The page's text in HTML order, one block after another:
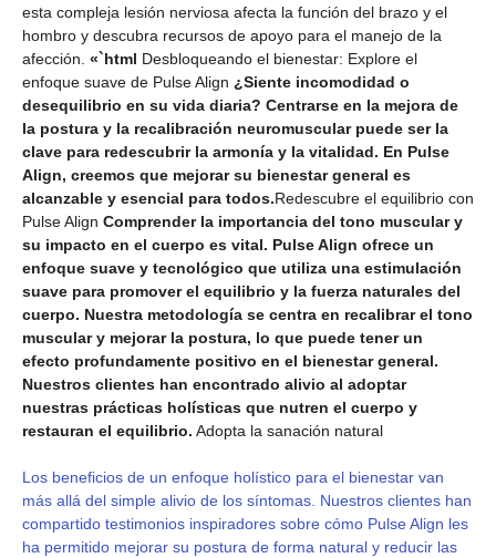
esta compleja lesión nerviosa afecta la función del brazo y el
hombro y descubra recursos de apoyo para el manejo de la
afección. «`html Desbloqueando el bienestar: Explore el
enfoque suave de Pulse Align ¿Siente incomodidad o
desequilibrio en su vida diaria? Centrarse en la mejora de
la postura y la recalibración neuromuscular puede ser la
clave para redescubrir la armonía y la vitalidad. En Pulse
Align, creemos que mejorar su bienestar general es
alcanzable y esencial para todos.Redescubre el equilibrio con
Pulse Align Comprender la importancia del tono muscular y
su impacto en el cuerpo es vital. Pulse Align ofrece un
enfoque suave y tecnológico que utiliza una estimulación
suave para promover el equilibrio y la fuerza naturales del
cuerpo. Nuestra metodología se centra en recalibrar el tono
muscular y mejorar la postura, lo que puede tener un
efecto profundamente positivo en el bienestar general.
Nuestros clientes han encontrado alivio al adoptar
nuestras prácticas holísticas que nutren el cuerpo y
restauran el equilibrio. Adopta la sanación natural
Los beneficios de un enfoque holístico para el bienestar van
más allá del simple alivio de los síntomas. Nuestros clientes han
compartido testimonios inspiradores sobre cómo Pulse Align les
ha permitido mejorar su postura de forma natural y reducir las